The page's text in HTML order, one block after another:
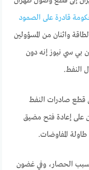
قادرة على الصمود
واثنان من المسؤولين
بي سي نيوز إنه دون
النفط.
قطع صادرات النفط
على إعادة فتح مضيق
المفاوضات.
الحصار، وفي غضون